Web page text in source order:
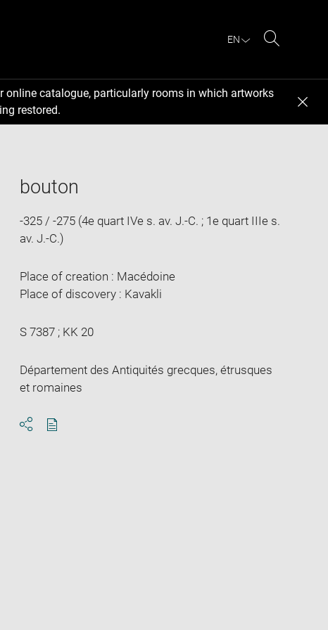
EN
catalogue, particularly rooms in which artworks
restored.
bouton
-325 / -275 (4e quart IVe s. av. J.-C. ; 1e quart IIIe s.
av. J.-C.)
Place of creation : Macédoine
Place of discovery : Kavakli
S 7387 ; KK 20
Département des Antiquités grecques, étrusques
et romaines